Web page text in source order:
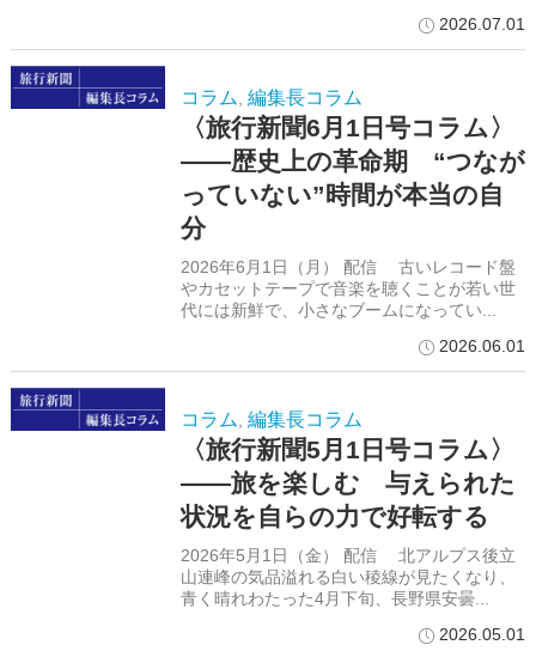
2026.07.01
コラム, 編集長コラム
〈旅行新聞6月1日号コラム〉
――歴史上の革命期 “つなが
っていない”時間が本当の自
分
2026年6月1日（月） 配信 古いレコード盤
やカセットテープで音楽を聴くことが若い世
代には新鮮で、小さなブームになってい...
2026.06.01
コラム, 編集長コラム
〈旅行新聞5月1日号コラム〉
――旅を楽しむ 与えられた
状況を自らの力で好転する
2026年5月1日（金） 配信 北アルプス後立
山連峰の気品溢れる白い稜線が見たくなり、
青く晴れわたった4月下旬、長野県安曇...
2026.05.01